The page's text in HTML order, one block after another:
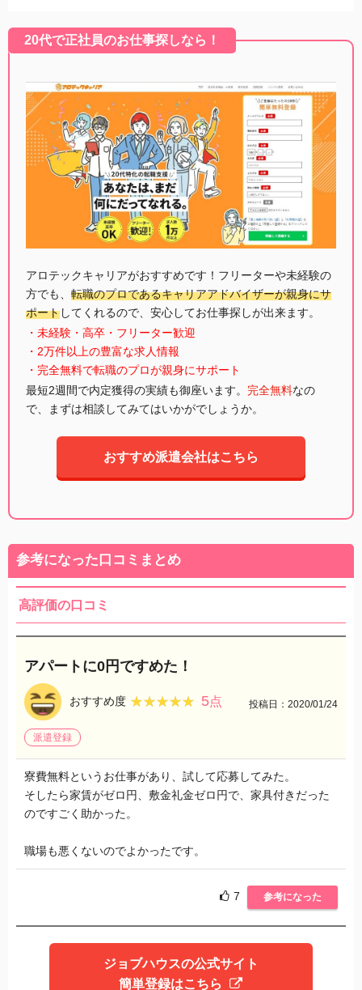
20代で正社員のお仕事探しなら！
アロテックキャリアがおすすめです！フリーターや未経験の
方でも、 転職のプロであるキャリアアドバイザーが親身にサ
ポートしてくれるので、安心してお仕事探しが出来ます。
・未経験・高卒・フリーター歓迎
・2万件以上の豊富な求人情報
・完全無料で転職のプロが親身にサポート
最短2週間で内定獲得の実績も御座います。 完全無料なの
で、まずは相談してみてはいかがでしょうか。
おすすめ派遣会社はこちら
参考になった口コミまとめ
高評価の口コミ
アパートに0円ですめた！
おすすめ度 ★★★★★
★★★★★ 5点 投稿日：2020/01/24
派遣登録
寮費無料というお仕事があり、試して応募してみた。
そしたら家賃がゼロ円、敷金礼金ゼロ円で、家具付きだった
のですごく助かった。
職場も悪くないのでよかったです。
7 参考になった
ジョブハウスの公式サイト
簡単登録はこちら